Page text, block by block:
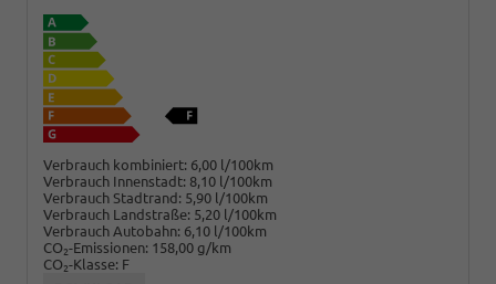
Verbrauch kombiniert: 6,00 l/100km
Verbrauch Innenstadt: 8,10 l/100km
Verbrauch Stadtrand: 5,90 l/100km
Verbrauch Landstraße: 5,20 l/100km
Verbrauch Autobahn: 6,10 l/100km
CO2-Emissionen: 158,00 g/km
CO2-Klasse: F